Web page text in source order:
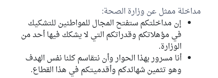
مداخلة ممثل عن وزارة الصحة:
إن مداخلتكم ستفتح المجال للمواطنين للتشكيك
في مؤهلاتكم وقدراتكم التي لا يشكك فيها أحد من
الوزارة.
أنا مسرور بهذا الحوار وأن نتقاسم كلنا نفس الهدف
وهو تثمين شهائدكم وأقدميتكم في هذا القطاع.